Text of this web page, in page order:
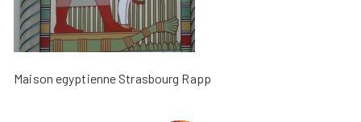
Maison egyptienne Strasbourg Rapp